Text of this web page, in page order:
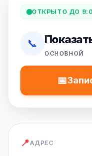
ОТКРЫТО ДО
📞
ОСНОВНОЙ
📅
📍АДРЕС